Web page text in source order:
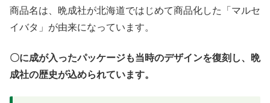
商品名は、晩成社が北海道ではじめて商品化した「マルセ
イバタ」が由来になっています。
〇に成が入ったパッケージも当時のデザインを復刻し、晩
成社の歴史が込められています。